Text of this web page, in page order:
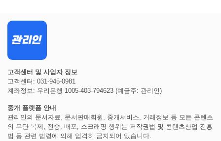
고객센터 및 사업자 정보
고객센터: 031-945-0981
계좌정보: 우리은행 1005-403-794623 (예금주: 관리인)
중개 플랫폼 안내
관리인의 문서자료, 문서판매회원, 중개서비스, 거래정보 등 모든 콘텐츠
의 무단 복제, 전송, 배포, 스크래핑 행위는 저작권법 및 콘텐츠산업 진흥
법 등 관련 법령에 의해 엄격히 금지되어 있습니다.